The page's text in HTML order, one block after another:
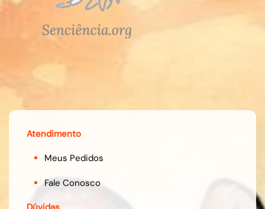
Atendimento
Meus Pedidos
Fale Conosco